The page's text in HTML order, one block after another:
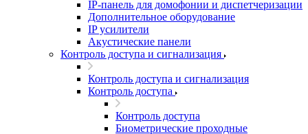
IP-панель для домофонии и диспетчеризации
Дополнительное оборудование
IP усилители
Акустические панели
Контроль доступа и сигнализация
Контроль доступа и сигнализация
Контроль доступа
Контроль доступа
Биометрические проходные